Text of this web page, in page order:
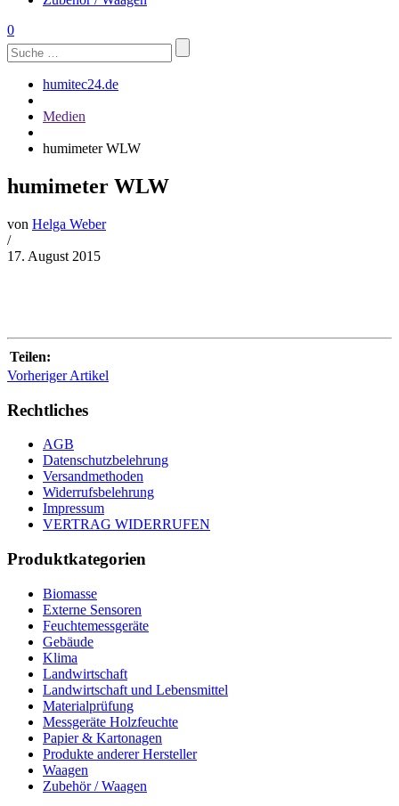
0
Suchen
nach:
humitec24.de
Medien
humimeter WLW
humimeter WLW
von Helga Weber
/
17. August 2015
Teilen:
Vorheriger Artikel
Rechtliches
AGB
Datenschutzbelehrung
Versandmethoden
Widerrufsbelehrung
Impressum
VERTRAG WIDERRUFEN
Produktkategorien
Biomasse
Externe Sensoren
Feuchtemessgeräte
Gebäude
Klima
Landwirtschaft
Landwirtschaft und Lebensmittel
Materialprüfung
Messgeräte Holzfeuchte
Papier & Kartonagen
Produkte anderer Hersteller
Waagen
Zubehör / Waagen